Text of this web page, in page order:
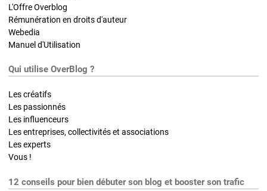
L'Offre Overblog
Rémunération en droits d'auteur
Webedia
Manuel d'Utilisation
Qui utilise OverBlog ?
Les créatifs
Les passionnés
Les influenceurs
Les entreprises, collectivités et associations
Les experts
Vous !
12 conseils pour bien débuter son blog et booster son trafic